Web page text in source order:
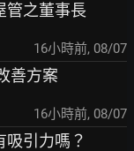
管之董事長
16小時前, 08/07
善方案
16小時前, 08/07
吸引力嗎？